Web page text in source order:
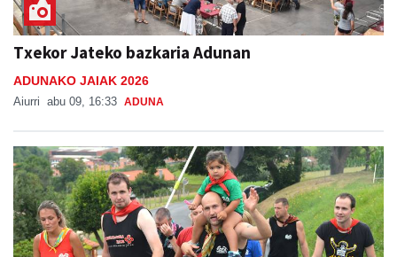
Txekor Jateko bazkaria Adunan
ADUNAKO JAIAK 2026
Aiurri abu 09, 16:33 ADUNA